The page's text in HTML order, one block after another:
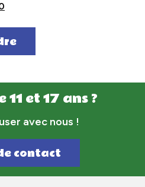
11 et 17 ans ?
avec nous !
contact